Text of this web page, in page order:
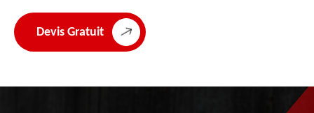
Devis Gratuit